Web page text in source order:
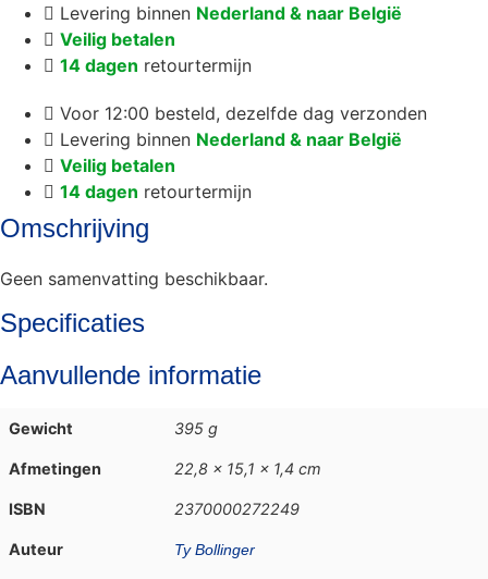
Levering binnen Nederland & naar België
Veilig betalen
14 dagen retourtermijn
Voor 12:00 besteld, dezelfde dag verzonden
Levering binnen Nederland & naar België
Veilig betalen
14 dagen retourtermijn
Omschrijving
Geen samenvatting beschikbaar.
Specificaties
Aanvullende informatie
Gewicht 395 g
Afmetingen 22,8 × 15,1 × 1,4 cm
ISBN 2370000272249
Auteur Ty Bollinger